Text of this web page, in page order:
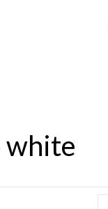
white